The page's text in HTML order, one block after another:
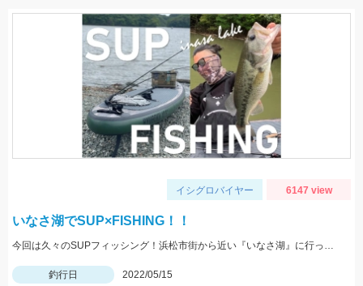
イシグロバイヤー 6147 view
いなさ湖でSUP×FISHING！！
今回は久々のSUPフィッシング！浜松市街から近い『いなさ湖』に行ってきました！！
釣行日
2022/05/15